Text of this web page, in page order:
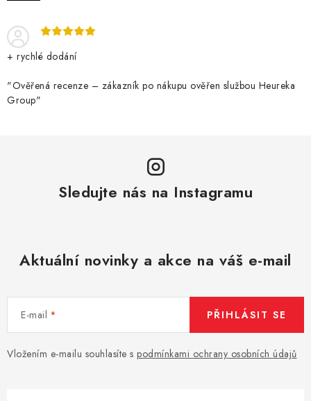
+ rychlé dodání
"Ověřená recenze – zákazník po nákupu ověřen službou Heureka
Group"
Sledujte nás na Instagramu
Aktuální novinky a akce na váš e-mail
E-mail
Vložením e-mailu souhlasíte s podmínkami ochrany osobních údajů
PŘIHLÁSIT SE